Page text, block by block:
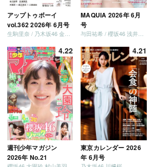
アップトゥボーイ
vol.362 2026年 6月号
生駒里奈 / 乃木坂46 金川紗耶 森平麗心
MAQUIA 2026年 6月
号
与田祐希 / 櫻坂46 浅井恋乃未
4.22
週刊少年マガジン
2026年 No.21
4.21
東京カレンダー 2026
年 6月号